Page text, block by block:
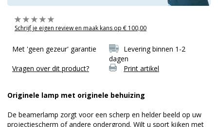
Schrijf je eigen review en maak kans op € 100,00
Met 'geen gezeur' garantie
Levering binnen 1-2
dagen
Vragen over dit product?
Print artikel
Originele lamp met originele behuizing
De beamerlamp zorgt voor een scherp en helder beeld op uw
projectiescherm of andere ondergrond. Wilt u sport kijken met